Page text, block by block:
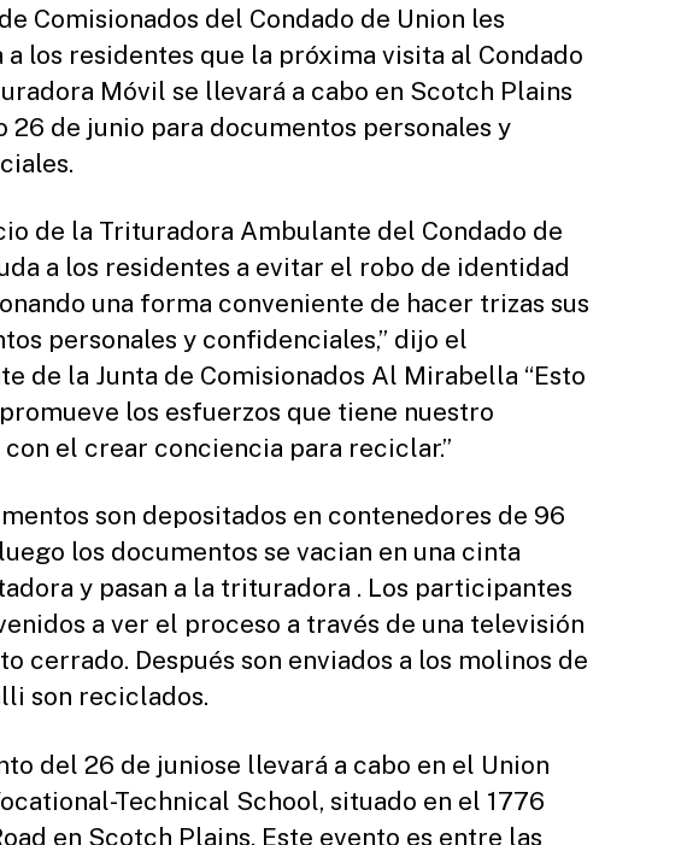
Comisionados del Condado de Union les
a los residentes que la próxima visita al Condado
Móvil se llevará a cabo en Scotch Plains
26 de junio para documentos personales y
de la Trituradora Ambulante del Condado de
a los residentes a evitar el robo de identidad
una forma conveniente de hacer trizas sus
personales y confidenciales,” dijo el
de la Junta de Comisionados Al Mirabella “Esto
los esfuerzos que tiene nuestro
con el crear conciencia para reciclar.”
son depositados en contenedores de 96
los documentos se vacian en una cinta
y pasan a la trituradora . Los participantes
a ver el proceso a través de una televisión
cerrado. Después son enviados a los molinos de
son reciclados.
del 26 de juniose llevará a cabo en el Union
Technical School, situado en el 1776
en Scotch Plains. Este evento es entre las